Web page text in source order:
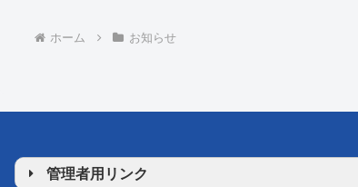
ホーム お知らせ
管理者用リンク